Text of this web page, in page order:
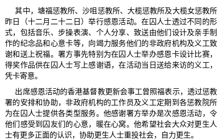
其中，塘福惩教所、沙咀惩教所、大榄惩教所及大榄女惩教所
昨日（十二月二十二日）举行感恩活动。在囚人士透过不同的形
式，包括音乐、步操表演、个人分享、致送由他们设计及亲手制
作的纪念品和心意卡等，向竭力服务他们的非政府机构及义工致
谢和送上祝福。署方事先特别为在囚人士举办感恩卡设计比赛，
得奖作品供在囚人士写上感谢语，在活动当日送给来访的义工，
凭卡寄意。
出席感恩活动的香港基督教更新会事工曾照福表示，透过惩教
署的安排和协助，非政府机构的工作员及义工定期到各惩教院所
为在囚人士提供各类型服务。他感谢署方举办是次感恩活动，令
他们感受到囚友们的心意，暖在心窝。他希望社会大众对更生人
士有更多正面的认识，协助更生人士重投社会，自力更生。